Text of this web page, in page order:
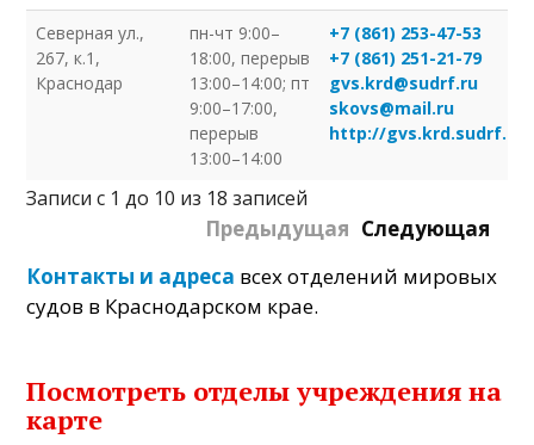
Северная ул.,
267, к.1,
Краснодар
пн-чт 9:00–
18:00, перерыв
13:00–14:00; пт
9:00–17:00,
перерыв
13:00–14:00
+7 (861) 253-47-53
+7 (861) 251-21-79
gvs.krd@sudrf.ru
skovs@mail.ru
http://gvs.krd.sudrf.ru/
Записи с 1 до 10 из 18 записей
Предыдущая Следующая
Контакты и адреса всех отделений мировых
судов в Краснодарском крае.
Посмотреть отделы учреждения на
карте